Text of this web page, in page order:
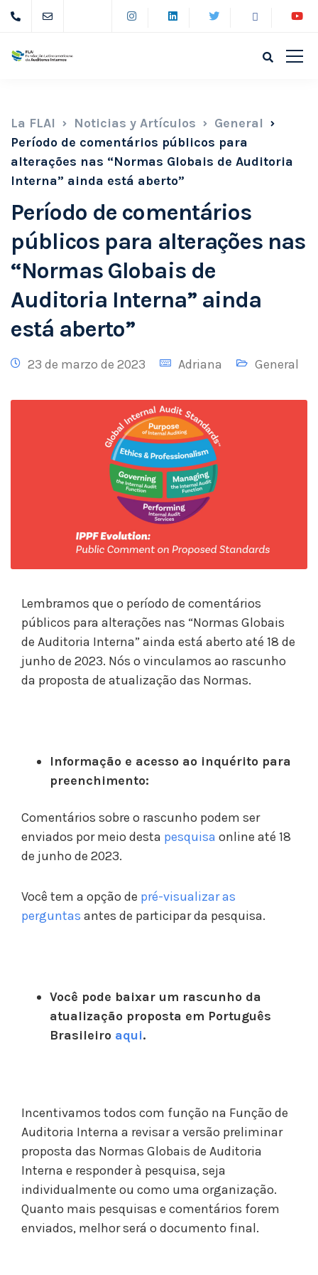
La FLAI Noticias y Artículos
General
Período de comentários públicos para
alterações nas “Normas Globais de Auditoria
Interna” ainda está aberto”
Período de comentários
públicos para alterações nas
“Normas Globais de
Auditoria Interna” ainda
está aberto”
23 de marzo de 2023 Adriana General
Lembramos que o período de comentários
públicos para alterações nas “Normas Globais
de Auditoria Interna” ainda está aberto até 18 de
junho de 2023. Nós o vinculamos ao rascunho
da proposta de atualização das Normas.
Informação e acesso ao inquérito para
preenchimento:
Comentários sobre o rascunho podem ser
enviados por meio desta pesquisa online até 18
de junho de 2023.
Você tem a opção de pré-visualizar as
perguntas antes de participar da pesquisa.
Você pode baixar um rascunho da
atualização proposta em Português
Brasileiro aqui.
Incentivamos todos com função na Função de
Auditoria Interna a revisar a versão preliminar
proposta das Normas Globais de Auditoria
Interna e responder à pesquisa, seja
individualmente ou como uma organização.
Quanto mais pesquisas e comentários forem
enviados, melhor será o documento final.